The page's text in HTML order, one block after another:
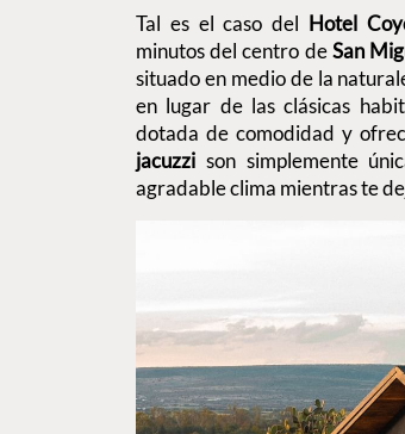
Tal es el caso del Hotel
minutos del centro deSan
situado en medio de la
en lugar de las clásicas
dotada de comodidad y
jacuzzi son simplemente
agradable clima mientras te